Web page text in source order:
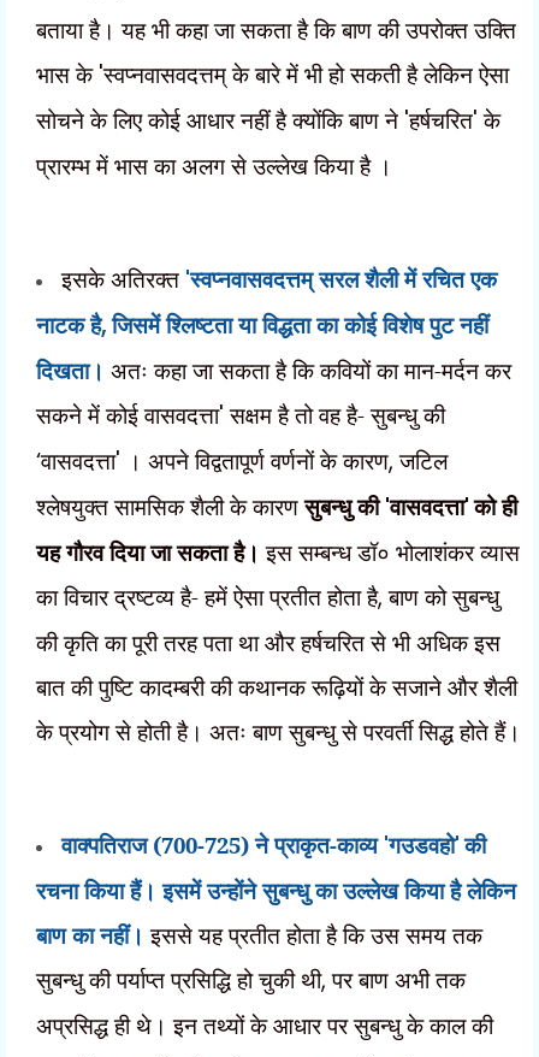
बताया है। यह भी कहा जा सकता है कि बाण की उपरोक्त उक्ति
भास के 'स्वप्नवासवदत्तम् के बारे में भी हो सकती है लेकिन ऐसा
सोचने के लिए कोई आधार नहीं है क्योंकि बाण ने 'हर्षचरित'के
प्रारम्भ में भास का अलग से उल्लेख किया है ।
इसके अतिरक्त 'स्वप्नवासवदत्तम् सरल शैली में रचित एक
नाटक है,जिसमें श्लिष्टता या विद्धता का कोई विशेष पुट नहीं
दिखता। अतः कहा जा सकता है कि कवियों का मान-मर्दन कर
सकने में कोई वासवदत्ता'सक्षम है तो वह है- सुबन्धु की
‘वासवदत्ता' । अपने विद्वतापूर्ण वर्णनों के कारण,जटिल
श्लेषयुक्त सामसिक शैली के कारणसुबन्धु की'वासवदत्ता'को ही
यह गौरव दिया जा सकता है। इस सम्बन्ध डॉ० भोलाशंकर व्यास
का विचार द्रष्टव्य है- हमें ऐसा प्रतीत होता है,बाण को सुबन्धु
की कृति का पूरी तरह पता था और हर्षचरित से भी अधिक इस
बात की पुष्टि कादम्बरी की कथानक रूढ़ियों के सजाने और शैली
के प्रयोग से होती है। अतः बाण सुबन्धु से परवर्ती सिद्ध होते हैं।
वाक्पतिराज (700-725) ने प्राकृत-काव्य 'गउडवहो'की
रचना किया हैं। इसमें उन्होंने सुबन्धु का उल्लेख किया है लेकिन
बाण का नहीं। इससे यह प्रतीत होता है कि उस समय तक
सुबन्धु की पर्याप्त प्रसिद्धि हो चुकी थी,पर बाण अभी तक
अप्रसिद्ध ही थे। इन तथ्यों के आधार पर सुबन्धु के काल की